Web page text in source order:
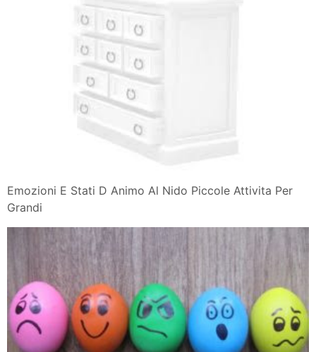
Emozioni E Stati D Animo Al Nido Piccole Attivita Per
Grandi